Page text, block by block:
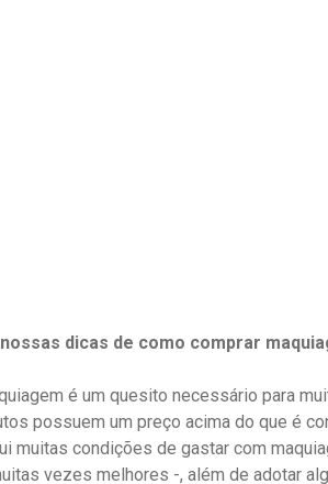
dicas de como comprar
é um quesito necessário para
possuem um preço acima do que é
muitas condições de gastar com
vezes melhores -, além de adotar